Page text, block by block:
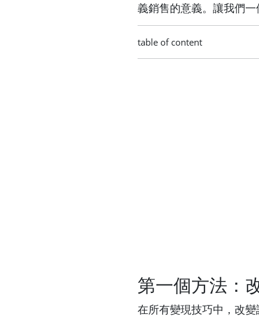
義銷售的意義。讓我們一
table of content
第一個方法：
在所有變現技巧中，改